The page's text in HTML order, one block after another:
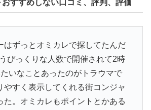
すすめしない口コミ、評判、評価
はずっとオミカレで探してたんだ
びっくりな人数で開催されて2時
いなことあったのがトラウマで
やすく表示してくれる街コンジャ
た。オミカレもポイントとかある